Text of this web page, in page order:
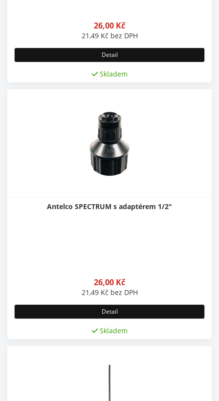
26,00 Kč
21,49 Kč bez DPH
Detail
Skladem
Antelco SPECTRUM s adaptérem 1/2"
26,00 Kč
21,49 Kč bez DPH
Detail
Skladem